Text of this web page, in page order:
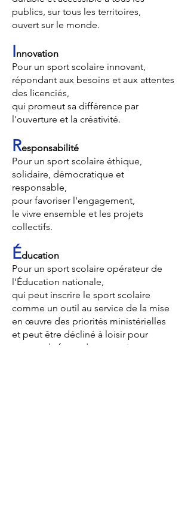
publics, sur tous les territoires,
ouvert sur le monde.
Innovation
Pour un sport scolaire innovant,
répondant aux besoins et aux attentes
des licenciés,
qui promeut sa différence par
l'ouverture et la créativité.
Responsabilité
Pour un sport scolaire éthique,
solidaire, démocratique et
responsable,
pour favoriser l'engagement,
le vivre ensemble et les projets
collectifs.
Éducation
Pour un sport scolaire opérateur de
l'Éducation nationale,
qui peut inscrire le sport scolaire
comme un outil au service de la mise
en œuvre des priorités ministérielles
et peut être décliné à loisir pour
montrer la force de son action